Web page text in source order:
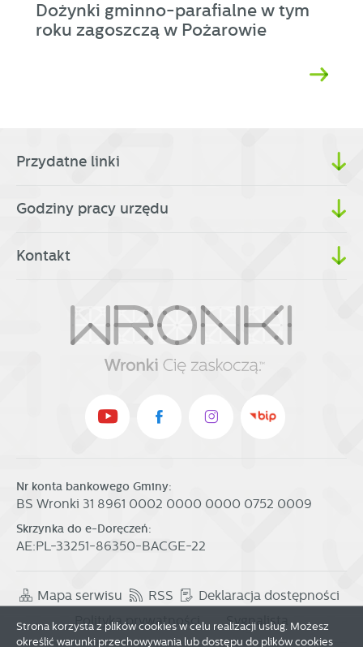
Dożynki gminno-parafialne w tym
roku zagoszczą w Pożarowie
Przydatne linki
Godziny pracy urzędu
Kontakt
Nr konta bankowego Gminy:
BS Wronki 31 8961 0002 0000 0000 0752 0009
Skrzynka do e-Doręczeń:
AE:PL-33251-86350-BACGE-22
Mapa serwisu RSS
Deklaracja dostępności
Polityka prywatności
Sygnalista
Strona korzysta z plików cookies w celu realizacji usług. Możesz
określić warunki przechowywania lub dostępu do plików cookies